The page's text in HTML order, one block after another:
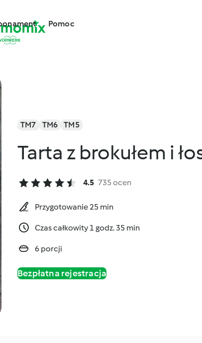
Pomoc
TM7 TM6 TM5
Tarta z brokułem i
4.5 735 ocen
Przygotowanie 25 min
Czas całkowity 1 godz. 35 min
6 porcji
Bezpłatna rejestracja